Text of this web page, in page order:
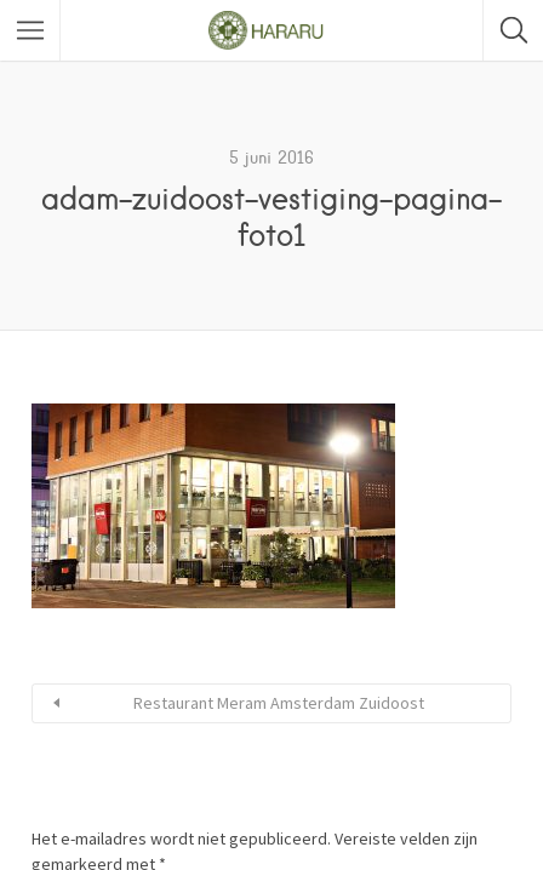
5 juni 2016
adam-zuidoost-vestiging-pagina-
foto1
Restaurant Meram Amsterdam Zuidoost
Het e-mailadres wordt niet gepubliceerd. Vereiste velden zijn
gemarkeerd met *